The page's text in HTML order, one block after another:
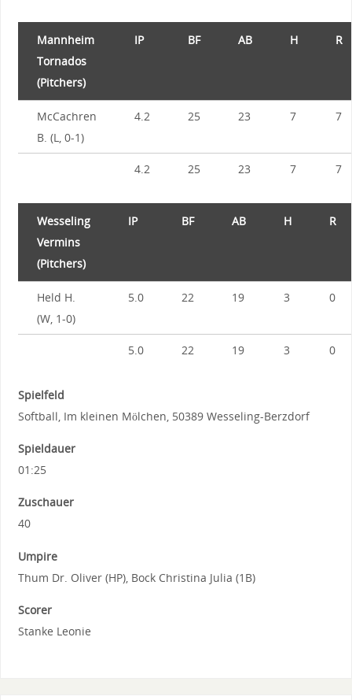
Mannheim
Tornados
(Pitchers)
IP BF AB H R
McCachren
B. (L, 0-1)
4.2 25 23 7 7
4.2 25 23 7 7
Wesseling
Vermins
(Pitchers)
IP BF AB H R
Held H.
(W, 1-0)
5.0 22 19 3 0
5.0 22 19 3 0
Spielfeld
Softball, Im kleinen Mölchen, 50389 Wesseling-Berzdorf
Spieldauer
01:25
Zuschauer
40
Umpire
Thum Dr. Oliver (HP), Bock Christina Julia (1B)
Scorer
Stanke Leonie